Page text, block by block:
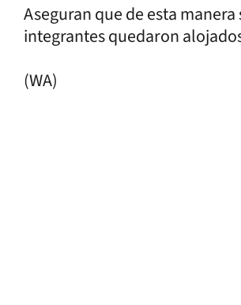
Aseguran que de esta
integrantes quedaron
(WA)